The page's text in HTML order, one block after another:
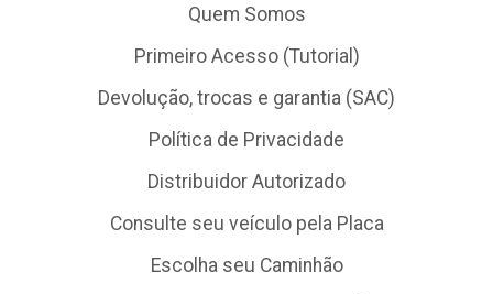
Quem Somos
Primeiro Acesso (Tutorial)
Devolução, trocas e garantia (SAC)
Política de Privacidade
Distribuidor Autorizado
Consulte seu veículo pela Placa
Escolha seu Caminhão